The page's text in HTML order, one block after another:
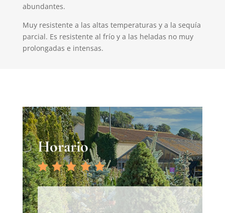
abundantes.
Muy resistente a las altas temperaturas y a la sequía
parcial. Es resistente al frío y a las heladas no muy
prolongadas e intensas.
Horario